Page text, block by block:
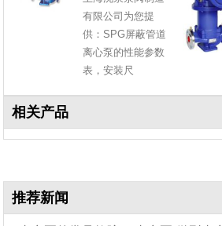
有限公司为您提
供：SPG屏蔽管道
离心泵的性能参数
表，安装尺
相关产品
推荐新闻